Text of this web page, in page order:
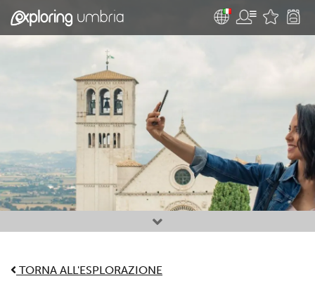
Attività preferite
TORNA ALL'ESPLORAZIONE